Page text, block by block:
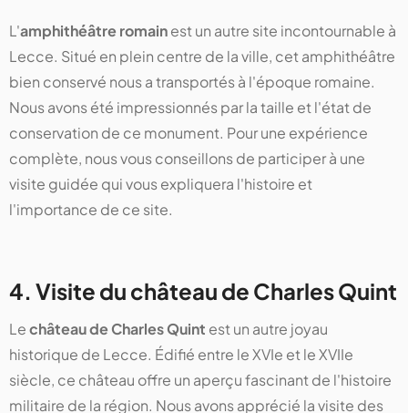
L'amphithéâtre romainest un autre site incontournable à
Lecce. Situé en plein centre de la ville, cet amphithéâtre
bien conservé nous a transportés à l'époque romaine.
Nous avons été impressionnés par la taille et l'état de
conservation de ce monument. Pour une expérience
complète, nous vous conseillons de participer à une
visite guidée qui vous expliquera l'histoire et
l'importance de ce site.
4. Visite du château de Charles Quint
Lechâteau de Charles Quint est un autre joyau
historique de Lecce. Édifié entre le XVIe et le XVIIe
siècle, ce château offre un aperçu fascinant de l'histoire
militaire de la région. Nous avons apprécié la visite des